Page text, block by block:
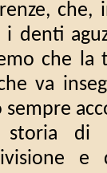
che,
i denti
che la
va
sempre
storia di